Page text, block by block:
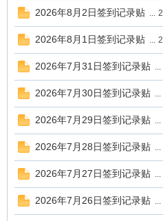
单
2026年8月2日签到记录贴 ... 2
2026年8月1日签到记录贴 ... 2
2026年7月31日签到记录贴 ...
2026年7月30日签到记录贴 ...
2026年7月29日签到记录贴 ...
2026年7月28日签到记录贴 ...
2026年7月27日签到记录贴 ...
2026年7月26日签到记录贴 ...